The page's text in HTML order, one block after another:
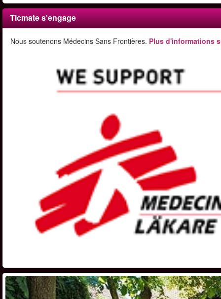
Ticmate s'engage
Nous soutenons Médecins Sans Frontières. Plus d'informations